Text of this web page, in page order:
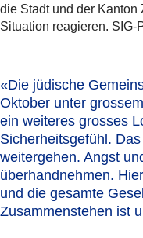
die Stadt und der
Situation reagieren. SIG-
«Die jüdische
Oktober unter
ein weiteres grosses
Sicherheitsgefühl.
weitergehen. Angst
überhandnehmen.
und die gesamte
Zusammenstehen ist